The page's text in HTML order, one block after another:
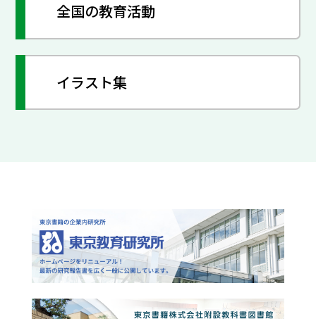
全国の教育活動
イラスト集